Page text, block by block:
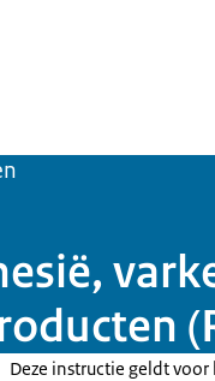
Deze instructie geldt